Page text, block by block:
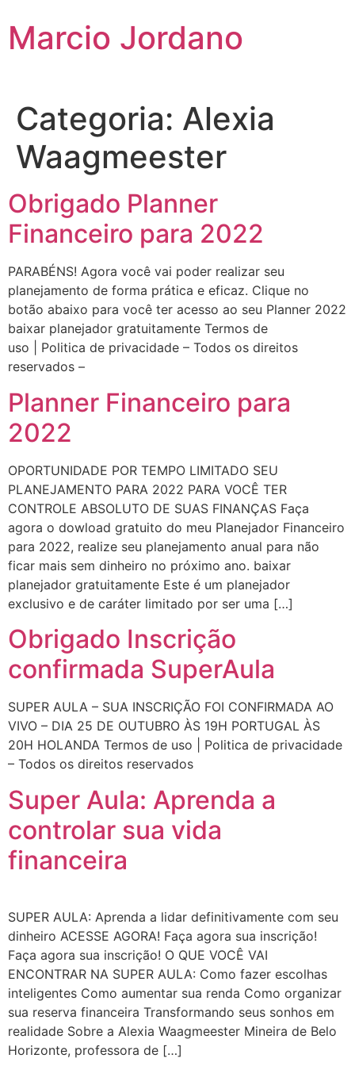
Marcio Jordano
Categoria: Alexia
Waagmeester
Obrigado Planner
Financeiro para 2022
PARABÉNS! Agora você vai poder realizar seu
planejamento de forma prática e eficaz. Clique no
botão abaixo para você ter acesso ao seu Planner 2022
baixar planejador gratuitamente Termos de
uso | Politica de privacidade – Todos os direitos
reservados –
Planner Financeiro para
2022
OPORTUNIDADE POR TEMPO LIMITADO SEU
PLANEJAMENTO PARA 2022 PARA VOCÊ TER
CONTROLE ABSOLUTO DE SUAS FINANÇAS Faça
agora o dowload gratuito do meu Planejador Financeiro
para 2022, realize seu planejamento anual para não
ficar mais sem dinheiro no próximo ano. baixar
planejador gratuitamente Este é um planejador
exclusivo e de caráter limitado por ser uma […]
Obrigado Inscrição
confirmada SuperAula
SUPER AULA – SUA INSCRIÇÃO FOI CONFIRMADA AO
VIVO – DIA 25 DE OUTUBRO ÀS 19H PORTUGAL ÀS
20H HOLANDA Termos de uso | Politica de privacidade
– Todos os direitos reservados
Super Aula: Aprenda a
controlar sua vida
financeira
SUPER AULA: Aprenda a lidar definitivamente com seu
dinheiro ACESSE AGORA! Faça agora sua inscrição!
Faça agora sua inscrição! O QUE VOCÊ VAI
ENCONTRAR NA SUPER AULA: Como fazer escolhas
inteligentes Como aumentar sua renda Como organizar
sua reserva financeira Transformando seus sonhos em
realidade Sobre a Alexia Waagmeester Mineira de Belo
Horizonte, professora de […]